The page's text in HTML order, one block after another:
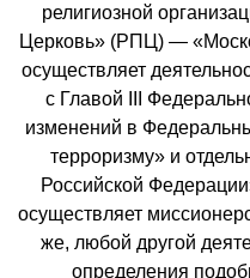
религиозной
Церковь» (РПЦ) —
осуществляет
с Главой III
изменений в
терроризму» и
Российской
осуществляет
же, любой другой
определения